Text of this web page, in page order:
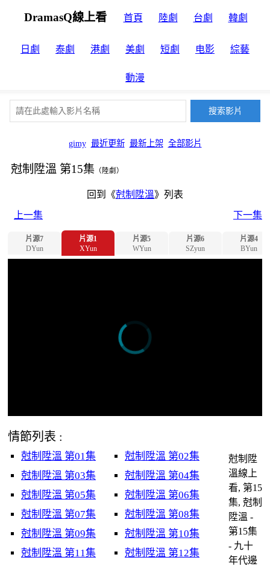
DramasQ線上看 首頁 陸劇 台劇 韓劇
日劇 泰劇 港劇 美劇 短劇 电影 綜藝
動漫
gimy 最近更新 最新上架 全部影片
尅制陞溫 第15集 （陸劇）
回到《尅制陞溫》列表
上一集
下一集
片源7
DYun
片源1
XYun
片源5
WYun
片源6
SZyun
片源4
BYun
情節列表 :
尅制陞溫 第01集
尅制陞溫 第02集
尅制陞溫 第03集
尅制陞溫 第04集
尅制陞溫 第05集
尅制陞溫 第06集
尅制陞溫 第07集
尅制陞溫 第08集
尅制陞溫 第09集
尅制陞溫 第10集
尅制陞溫 第11集
尅制陞溫 第12集
尅制陞
溫線上
看, 第15
集, 尅制
陞溫 -
第15集
- 九十
年代邊